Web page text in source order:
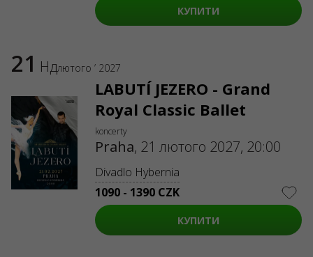
КУПИТИ
21 Ндлютого ’ 2027
LABUTÍ JEZERO - Grand
Royal Classic Ballet
koncerty
Praha, 21 лютого 2027, 20:00
Divadlo Hybernia
1090 - 1390 CZK
КУПИТИ